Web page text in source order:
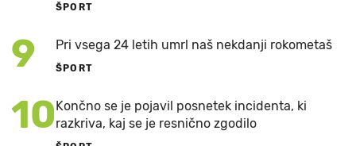
ŠPORT
9 Pri vsega 24 letih umrl naš nekdanji rokometaš
ŠPORT
10Končno se je pojavil posnetek incidenta, ki
razkriva, kaj se je resnično zgodilo